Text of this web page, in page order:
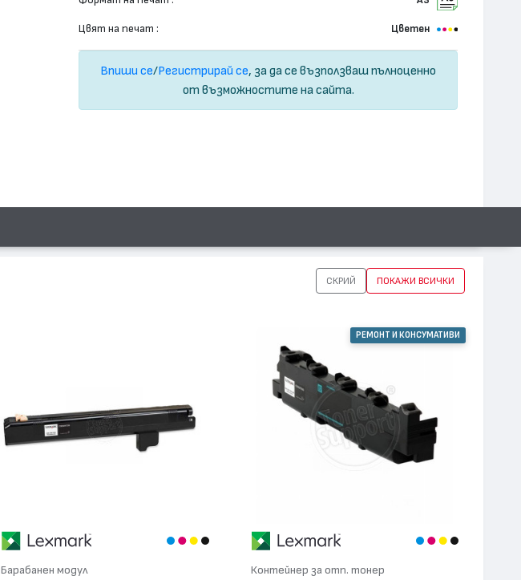
Цвят на печат : Цветен
Впиши се/Регистрирай се, за да се възползваш пълноценно
от възможностите на сайта.
СКРИЙ ПОКАЖИ ВСИЧКИ
Барабанен модул
РЕМОНТ И КОНСУМАТИВИ
Контейнер за отп. тонер